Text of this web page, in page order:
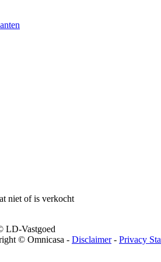
niet of is verkocht
LD-Vastgoed
© Omnicasa - Disclaimer- Privacy